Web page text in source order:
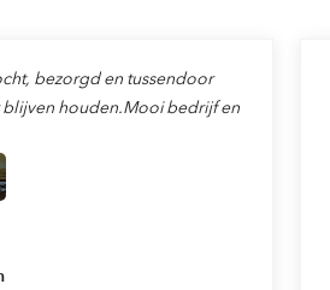
bezorgd en tussendoor
blijven houden.Mooi bedrijf en